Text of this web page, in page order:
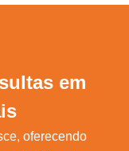
em
oferecendo